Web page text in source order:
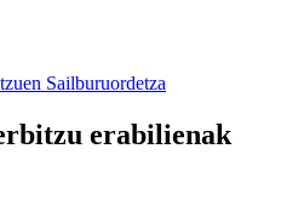
Sailburuordetza
erabilienak